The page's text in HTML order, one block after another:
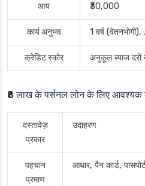
आय ₹30,000
कार्य अनुभव 1 वर्ष
क्रेडिट स्कोर अनुकूल ब्याज
₹8 लाख के पर्सनल लोन के लिए आवश्यक
दस्तावेज़
प्रकार
उदाहरण
पहचान
प्रमाण
आधार, पैन कार्ड,